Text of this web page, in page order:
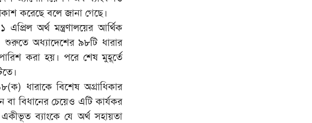
করেছে বলে জানা গেছে।
অর্থ মন্ত্রণালয়ের আর্থিক
অধ্যাদেশের ৯৮টি ধারার
করা হয়। পরে শেষ মুহূর্তে
ধারাকে বিশেষ অগ্রাধিকার
বিধানের চেয়েও এটি কার্যকর
ব্যাংকে যে অর্থ সহায়তা